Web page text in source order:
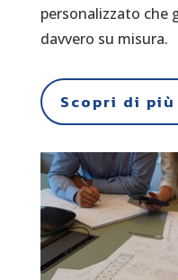
personalizzato che
davvero su misura.
Scopri di più